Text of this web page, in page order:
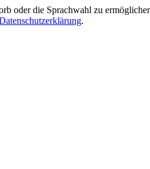
oder die Sprachwahl zu
.